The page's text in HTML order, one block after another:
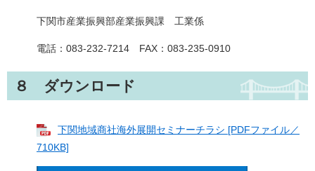
下関市産業振興部産業振興課 工業係
電話：083-232-7214 FAX：083-235-0910
８ ダウンロード
下関地域商社海外展開セミナーチラシ [PDFファイル／
710KB]